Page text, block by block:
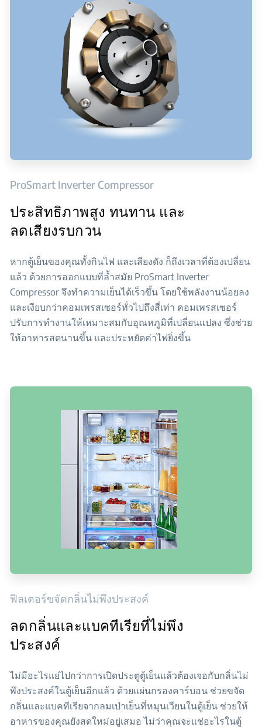
ProSmart Inverter Compressor
ประสิทธิภาพสูง ทนทาน และ
ลดเสียงรบกวน
หากตู้เย็นของคุณทั้งกินไฟ และเสียงดัง ก็ถึงเวลาที่ต้องเปลี่ยน
แล้ว ด้วยการออกแบบที่ล้ำสมัย ProSmart Inverter
Compressor จึงทำความเย็นได้เร็วขึ้น โดยใช้พลังงานน้อยลง
และเงียบกว่าคอมเพรสเซอร์ทั่วไปถึงสี่เท่า คอมเพรสเซอร์
ปรับการทำงานให้เหมาะสมกับอุณหภูมิที่เปลี่ยนแปลง ซึ่งช่วย
ให้อาหารสดนานขึ้น และประหยัดค่าไฟยิ่งขึ้น
ฟิลเตอร์ขจัดกลิ่นไม่พึงประสงค์
ลดกลิ่นและแบคทีเรียที่ไม่พึง
ประสงค์
ไม่มีอะไรแย่ไปกว่าการเปิดประตูตู้เย็นแล้วต้องเจอกับกลิ่นไม่
พึงประสงค์ในตู้เย็นอีกแล้ว ด้วยแผ่นกรองคาร์บอน ช่วยขจัด
กลิ่นและแบคทีเรียจากลมเป่าเย็นที่หมุนเวียนในตู้เย็น ช่วยให้
อาหารของคุณยังสดใหม่อยู่เสมอ ไม่ว่าคุณจะแช่อะไรในตู้